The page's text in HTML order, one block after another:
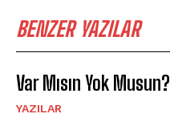
BENZER YAZILAR
Var Mısın Yok Musun?
YAZILAR